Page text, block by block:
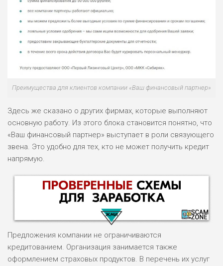
Преимущества для клиентов компании «Ваш финансовый партнер»
Здесь же сказано о других фирмах, которые выполняют
основную работу. Из этого блока становится понятно, что
«Ваш финансовый партнер» выступает в роли связующего
звена. Это удобно для тех, кто не может получить кредит
напрямую.
Предложения компании не ограничиваются
кредитованием. Организация занимается также
оформлением страховых продуктов. В перечень их услуг